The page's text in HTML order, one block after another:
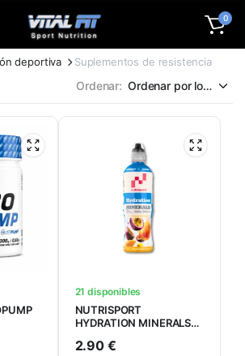
0
deportiva Suplementos de resistencia
Ordenar:
21 disponibles
NUTRISPORT
HYDRATION MINERALS
500ML
2.90 €